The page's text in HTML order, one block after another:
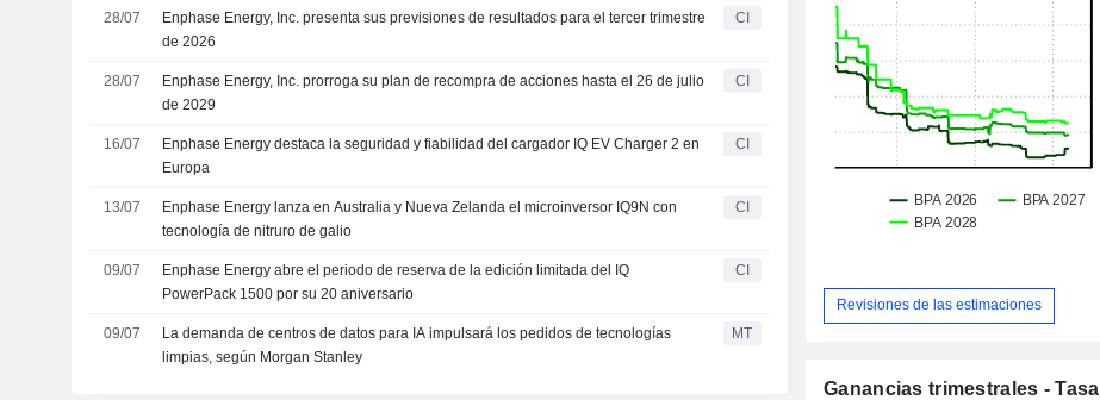
28/07
Enphase Energy, Inc. presenta sus previsiones de resultados para el tercer trimestre
de 2026
CI
28/07
Enphase Energy, Inc. prorroga su plan de recompra de acciones hasta el 26 de julio
de 2029
CI
16/07
Enphase Energy destaca la seguridad y fiabilidad del cargador IQ EV Charger 2 en
Europa
CI
13/07
Enphase Energy lanza en Australia y Nueva Zelanda el microinversor IQ9N con
tecnología de nitruro de galio
CI
09/07
Enphase Energy abre el periodo de reserva de la edición limitada del IQ
PowerPack 1500 por su 20 aniversario
CI
09/07
La demanda de centros de datos para IA impulsará los pedidos de tecnologías
limpias, según Morgan Stanley
MT
Revisiones de las estimaciones
Ganancias trimestrales - Tasa